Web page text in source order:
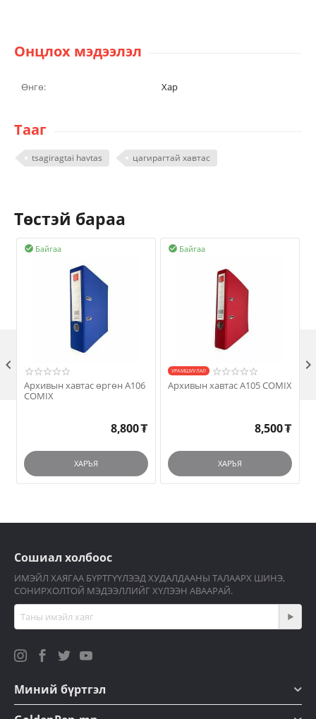
Онцлох мэдээлэл
Өнгө: Хар
Тааг
tsagiragtai havtas цагирагтай хавтас
Төстэй бараа
Байгаа

Архивын хавтас өргөн A106
COMIX
8,800₮
ХАРЪЯ
Байгаа

УРАМШУУЛАЛ
Архивын хавтас A105 COMIX
8,500₮
ХАРЪЯ
 
Сошиал холбоос
ИМЭЙЛ ХАЯГАА БҮРТГҮҮЛЭЭД ХУДАЛДААНЫ ТАЛААРХ ШИНЭ,
СОНИРХОЛТОЙ МЭДЭЭЛЛИЙГ ХҮЛЭЭН АВААРАЙ.
Миний бүртгэл